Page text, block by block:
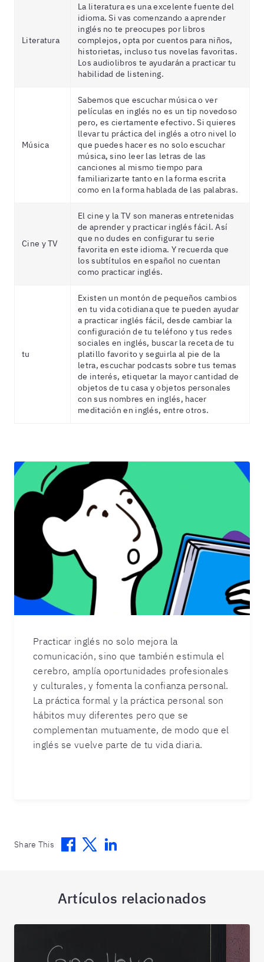
Literatura
La literatura es una excelente fuente del
idioma. Si vas comenzando a aprender
inglés no te preocupes por libros
complejos, opta por cuentos para niños,
historietas, incluso tus novelas favoritas.
Los audiolibros te ayudarán a practicar tu
habilidad de listening.
Música
Sabemos que escuchar música o ver
películas en inglés no es un tip novedoso
pero, es ciertamente efectivo. Si quieres
llevar tu práctica del inglés a otro nivel lo
que puedes hacer es no solo escuchar
música, sino leer las letras de las
canciones al mismo tiempo para
familiarizarte tanto en la forma escrita
como en la forma hablada de las palabras.
Cine y TV
El cine y la TV son maneras entretenidas
de aprender y practicar inglés fácil. Así
que no dudes en configurar tu serie
favorita en este idioma. Y recuerda que
los subtítulos en español no cuentan
como practicar inglés.
tu
Existen un montón de pequeños cambios
en tu vida cotidiana que te pueden ayudar
a practicar inglés fácil, desde cambiar la
configuración de tu teléfono y tus redes
sociales en inglés, buscar la receta de tu
platillo favorito y seguirla al pie de la
letra, escuchar podcasts sobre tus temas
de interés, etiquetar la mayor cantidad de
objetos de tu casa y objetos personales
con sus nombres en inglés, hacer
meditación en inglés, entre otros.
Practicar inglés no solo mejora la
comunicación, sino que también estimula el
cerebro, amplía oportunidades profesionales
y culturales, y fomenta la confianza personal.
La práctica formal y la práctica personal son
hábitos muy diferentes pero que se
complementan mutuamente, de modo que el
inglés se vuelve parte de tu vida diaria.
Share This Facebook
TwitterLinkedin
Artículos relacionados